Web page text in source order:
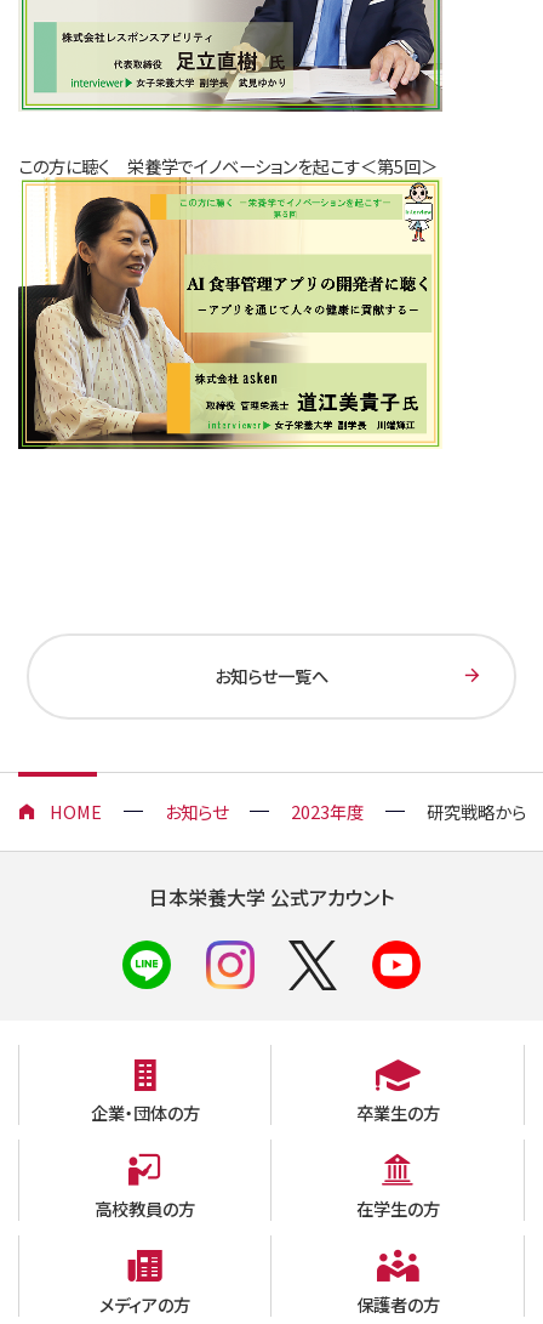
この方に聴く 栄養学でイノベーションを起こす＜第5回＞
お知らせ一覧へ
HOME お知らせ 2023年度 研究戦略から
日本栄養大学 公式アカウント
企業・団体の方 卒業生の方
高校教員の方 在学生の方
メディアの方 保護者の方